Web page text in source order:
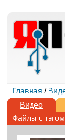
Главная /
Видео
Файлы с